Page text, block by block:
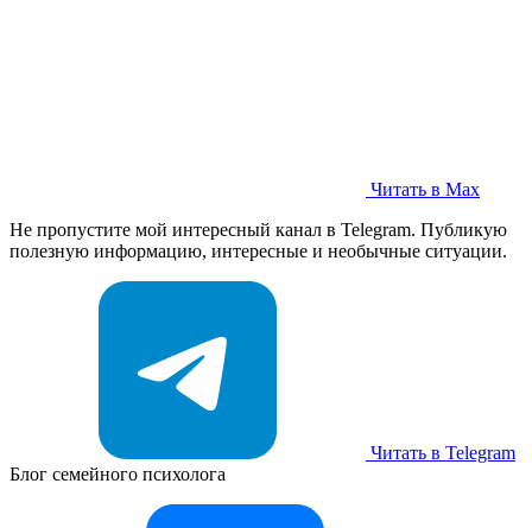
Читать в Max
Не пропустите мой интересный канал в Telegram. Публикую
полезную информацию, интересные и необычные ситуации.
Читать в Telegram
Блог семейного психолога